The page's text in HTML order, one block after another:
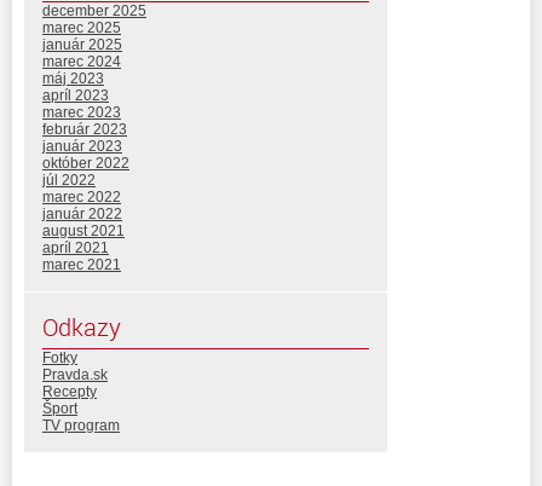
december 2025
marec 2025
január 2025
marec 2024
máj 2023
apríl 2023
marec 2023
február 2023
január 2023
október 2022
júl 2022
marec 2022
január 2022
august 2021
apríl 2021
marec 2021
Odkazy
Fotky
Pravda.sk
Recepty
Šport
TV program